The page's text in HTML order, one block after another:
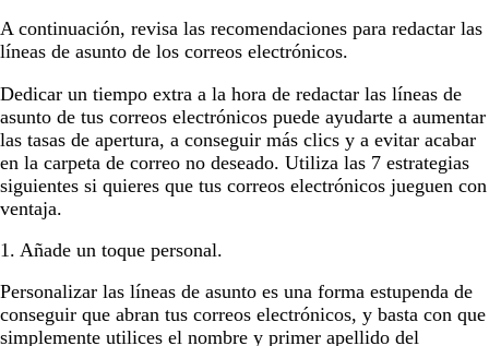
A continuación, revisa las recomendaciones para redactar las
líneas de asunto de los correos electrónicos.
Dedicar un tiempo extra a la hora de redactar las líneas de
asunto de tus correos electrónicos puede ayudarte a aumentar
las tasas de apertura, a conseguir más clics y a evitar acabar
en la carpeta de correo no deseado. Utiliza las 7 estrategias
siguientes si quieres que tus correos electrónicos jueguen con
ventaja.
1. Añade un toque personal.
Personalizar las líneas de asunto es una forma estupenda de
conseguir que abran tus correos electrónicos, y basta con que
simplemente utilices el nombre y primer apellido del